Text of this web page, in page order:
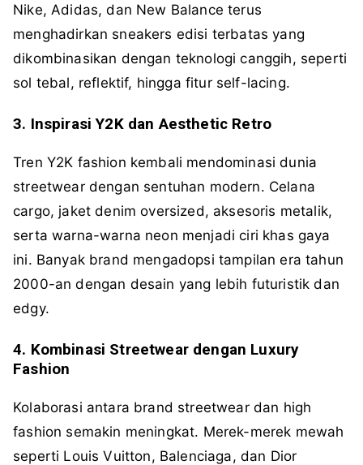
Nike, Adidas, dan New Balance terus
menghadirkan sneakers edisi terbatas yang
dikombinasikan dengan teknologi canggih, seperti
sol tebal, reflektif, hingga fitur self-lacing.
3. Inspirasi Y2K dan Aesthetic Retro
Tren Y2K fashion kembali mendominasi dunia
streetwear dengan sentuhan modern. Celana
cargo, jaket denim oversized, aksesoris metalik,
serta warna-warna neon menjadi ciri khas gaya
ini. Banyak brand mengadopsi tampilan era tahun
2000-an dengan desain yang lebih futuristik dan
edgy.
4. Kombinasi Streetwear dengan Luxury
Fashion
Kolaborasi antara brand streetwear dan high
fashion semakin meningkat. Merek-merek mewah
seperti Louis Vuitton, Balenciaga, dan Dior